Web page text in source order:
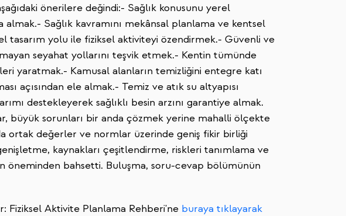
önerilere değindi:- Sağlık konusunu yerel
Sağlık kavramını mekânsal planlama ve kentsel
tasarım yolu ile fiziksel aktiviteyi özendirmek.- Güvenli ve
seyahat yollarını teşvik etmek.- Kentin tümünde
yaratmak.- Kamusal alanların temizliğini entegre katı
açısından ele almak.- Temiz ve atık su altyapısı
destekleyerek sağlıklı besin arzını garantiye almak.
büyük sorunları bir anda çözmek yerine mahalli ölçekte
ortak değerler ve normlar üzerinde geniş fikir birliği
kaynakları çeşitlendirme, riskleri tanımlama ve
öneminden bahsetti. Buluşma, soru-cevap bölümünün
Fiziksel Aktivite Planlama Rehberi'ne buraya tıklayarak